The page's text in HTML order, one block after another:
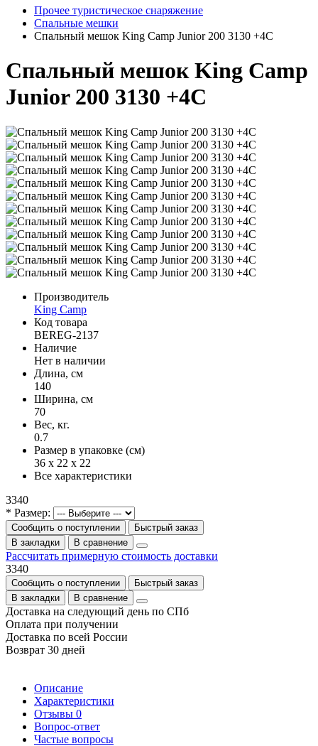
Прочее туристическое снаряжение
Спальные мешки
Спальный мешок King Camp Junior 200 3130 +4C
Спальный мешок King Camp
Junior 200 3130 +4C
Производитель
King Camp
Код товара
BEREG-2137
Наличие
Нет в наличии
Длина, см
140
Ширина, см
70
Вес, кг.
0.7
Размер в упаковке (см)
36 x 22 x 22
Все характеристики
3340
* Размер:
Сообщить о поступлении
Быстрый заказ
В закладки
В сравнение
Рассчитать примерную стоимость доставки
3340
Сообщить о поступлении
Быстрый заказ
В закладки
В сравнение
Доставка на следующий день по СПб
Оплата при получении
Доставка по всей России
Возврат 30 дней
Описание
Характеристики
Отзывы 0
Вопрос-ответ
Частые вопросы